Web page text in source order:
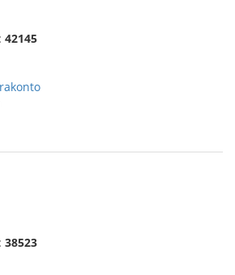
42145
38523